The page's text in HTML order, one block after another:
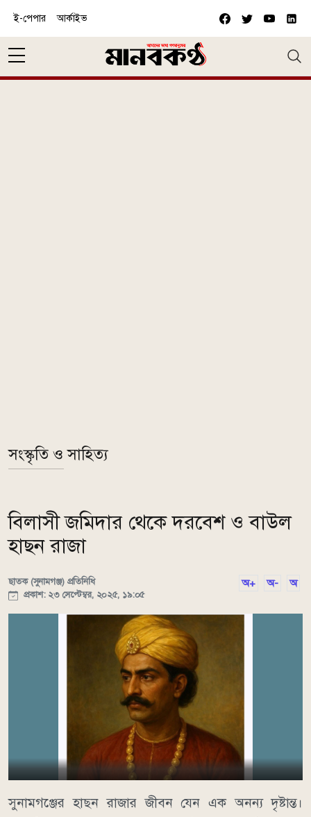
ই-পেপার আর্কাইভ
সংস্কৃতি ও সাহিত্য
বিলাসী জমিদার থেকে দরবেশ ও বাউল
হাছন রাজা
ছাতক (সুনামগঞ্জ) প্রতিনিধি
প্রকাশ: ২৩ সেপ্টেম্বর, ২০২৫, ১৯:০৫
অ+ অ- অ
সুনামগঞ্জের হাছন রাজার জীবন যেন এক অনন্য দৃষ্টান্ত।